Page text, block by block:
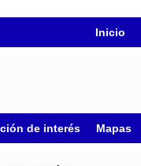
Inicio
de interés Mapas